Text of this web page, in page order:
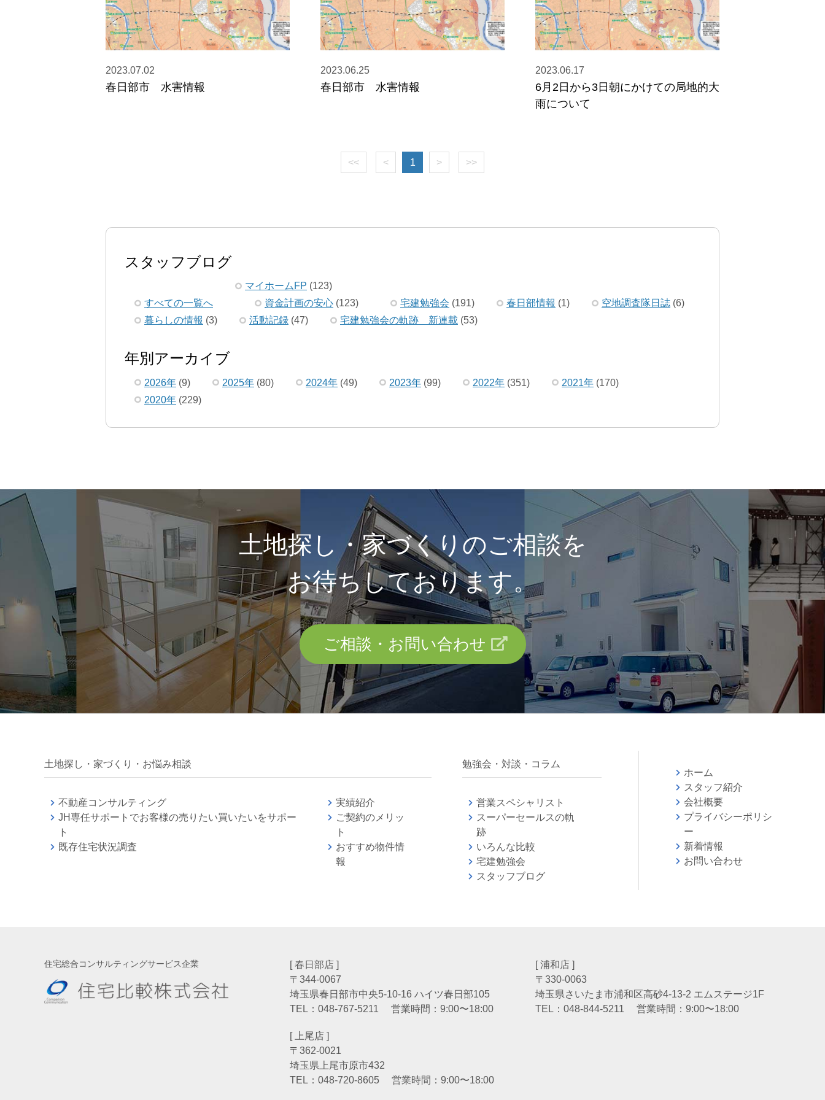
2023.07.02
春日部市 水害情報
2023.06.25
春日部市 水害情報
2023.06.17
6月2日から3日朝にかけての局地的大
雨について
<< < 1 > >>
スタッフブログ
すべての一覧へ
マイホームFP (123)
資金計画の安心 (123) 宅建勉強会 (191) 春日部情報 (1) 空地調査隊日誌 (6)
暮らしの情報 (3) 活動記録 (47) 宅建勉強会の軌跡 新連載 (53)
年別アーカイブ
2026年 (9) 2025年 (80) 2024年 (49) 2023年 (99) 2022年 (351) 2021年 (170)
2020年 (229)
土地探し・家づくりのご相談を
お待ちしております。
ご相談・お問い合わせ
土地探し・家づくり・お悩み相談
不動産コンサルティング
JH専任サポートでお客様の売りたい買いたいをサポー
ト
既存住宅状況調査
実績紹介
ご契約のメリッ
ト
おすすめ物件情
報
勉強会・対談・コラム
営業スペシャリスト
スーパーセールスの軌
跡
いろんな比較
宅建勉強会
スタッフブログ
ホーム
スタッフ紹介
会社概要
プライバシーポリシ
ー
新着情報
お問い合わせ
住宅総合コンサルティングサービス企業
[ 春日部店 ]
〒344-0067
埼玉県春日部市中央5-10-16 ハイツ春日部105
TEL： 048-767-5211 営業時間：9:00〜18:00
[ 浦和店 ]
〒330-0063
埼玉県さいたま市浦和区高砂4-13-2 エムステージ1F
TEL： 048-844-5211 営業時間：9:00〜18:00
[ 上尾店 ]
〒362-0021
埼玉県上尾市原市432
TEL： 048-720-8605 営業時間：9:00〜18:00